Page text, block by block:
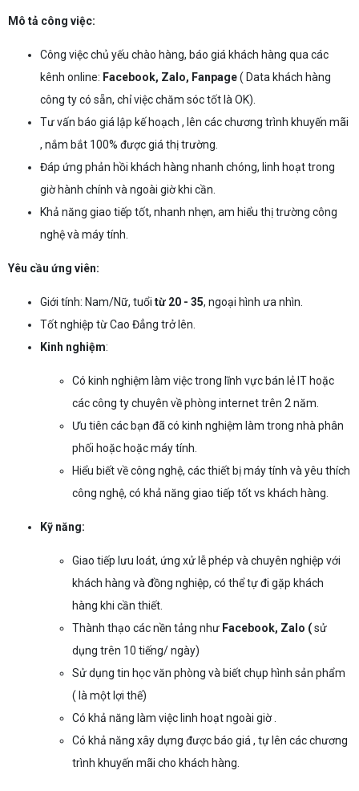
Mô tả công việc:
Công việc chủ yếu chào hàng, báo giá khách hàng qua các
kênh online: Facebook, Zalo, Fanpage( Data khách hàng
công ty có sẵn, chỉ việc chăm sóc tốt là OK).
Tư vấn báo giá lập kế hoạch , lên các chương trình khuyến mãi
, nắm bắt 100% được giá thị trường.
Đáp ứng phản hồi khách hàng nhanh chóng, linh hoạt trong
giờ hành chính và ngoài giờ khi cần.
Khả năng giao tiếp tốt, nhanh nhẹn, am hiểu thị trường công
nghệ và máy tính.
Yêu cầu ứng viên:
Giới tính: Nam/Nữ, tuổi từ 20 - 35, ngoại hình ưa nhìn.
Tốt nghiệp từ Cao Đẳng trở lên.
Kinh nghiệm:
Có kinh nghiệm làm việc trong lĩnh vực bán lẻ IT hoặc
các công ty chuyên về phòng internet trên 2 năm.
Ưu tiên các bạn đã có kinh nghiệm làm trong nhà phân
phối hoặc hoặc máy tính.
Hiểu biết về công nghệ, các thiết bị máy tính và yêu thích
công nghệ, có khả năng giao tiếp tốt vs khách hàng.
Kỹ năng:
Giao tiếp lưu loát, ứng xử lễ phép và chuyên nghiệp với
khách hàng và đồng nghiệp, có thể tự đi gặp khách
hàng khi cần thiết.
Thành thạo các nền tảng như Facebook, Zalo (sử
dụng trên 10 tiếng/ ngày)
Sử dụng tin học văn phòng và biết chụp hình sản phẩm
( là một lợi thế)
Có khả năng làm việc linh hoạt ngoài giờ .
Có khả năng xây dựng được báo giá , tự lên các chương
trình khuyến mãi cho khách hàng.